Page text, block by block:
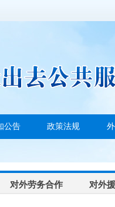
公告 政策法规
对外劳务合作 对外